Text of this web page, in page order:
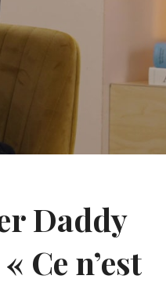
Daddy
Ce n’est